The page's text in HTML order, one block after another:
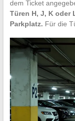
dem Ticket
Türen H, J, K oder
Parkplatz. Für die